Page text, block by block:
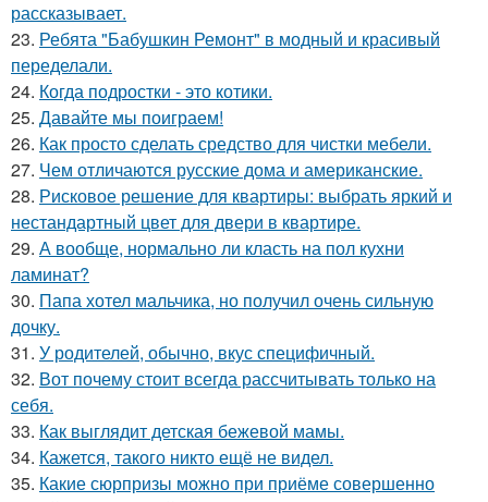
рассказывает.
23. Ребята "Бабушкин Ремонт" в модный и красивый
переделали.
24. Когда подростки - это котики.
25. Давайте мы поиграем!
26. Как просто сделать средство для чистки мебели.
27. Чем отличаются русские дома и американские.
28. Рисковое решение для квартиры: выбрать яркий и
нестандартный цвет для двери в квартире.
29. А вообще, нормально ли класть на пол кухни
ламинат?
30. Папа хотел мальчика, но получил очень сильную
дочку.
31. У родителей, обычно, вкус специфичный.
32. Вот почему стоит всегда рассчитывать только на
себя.
33. Как выглядит детская бежевой мамы.
34. Кажется, такого никто ещё не видел.
35. Какие сюрпризы можно при приёме совершенно